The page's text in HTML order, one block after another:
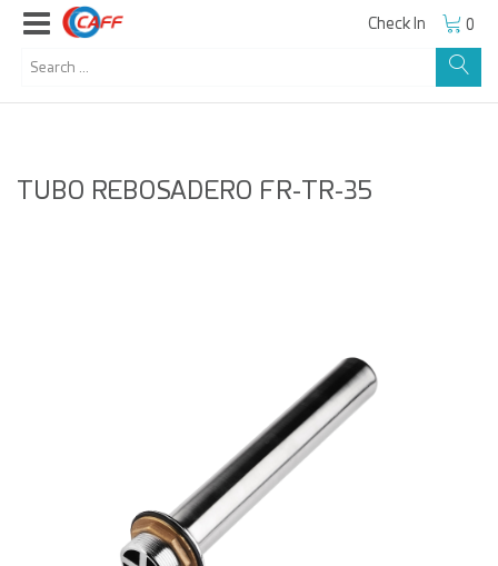
Check In 0
TUBO REBOSADERO FR-TR-35